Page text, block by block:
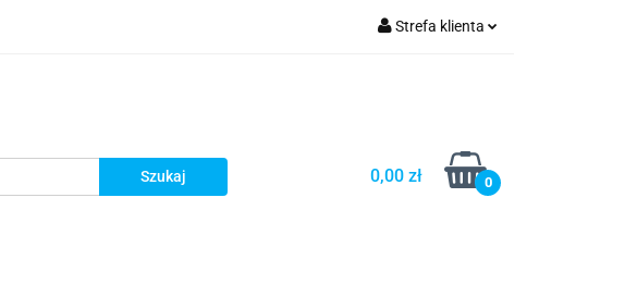
Strefa klienta
Dodaj zgłoszenie
0,00 zł 0